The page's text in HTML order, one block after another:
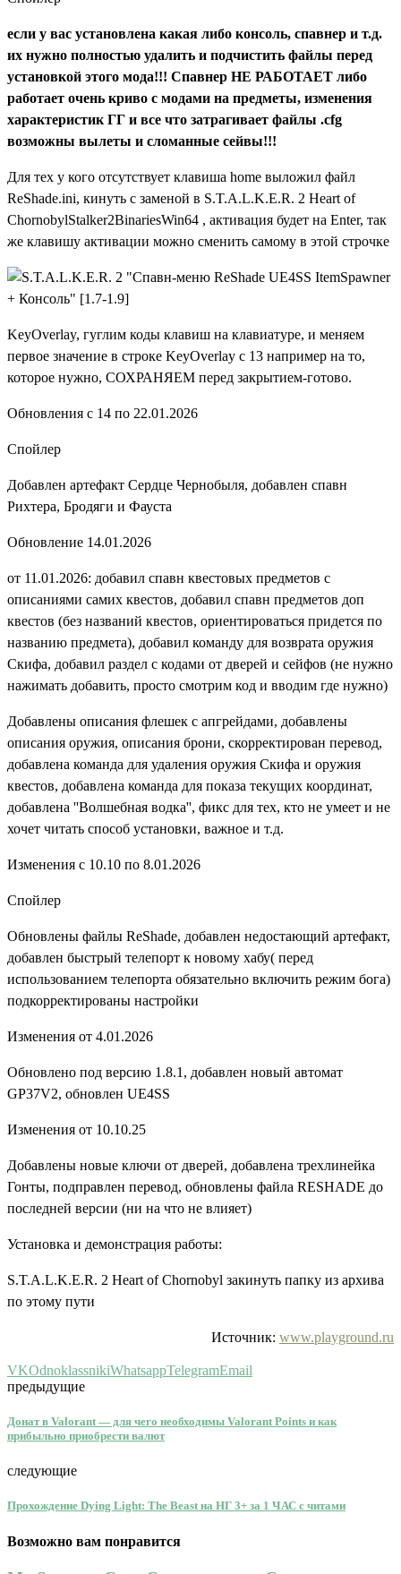
если у вас установлена какая либо консоль, спавнер и т.д.
их нужно полностью удалить и подчистить файлы перед
установкой этого мода!!! Спавнер НЕ РАБОТАЕТ либо
работает очень криво с модами на предметы, изменения
характеристик ГГ и все что затрагивает файлы .cfg
возможны вылеты и сломанные сейвы!!!
Для тех у кого отсутствует клавиша home выложил файл
ReShade.ini, кинуть с заменой в S.T.A.L.K.E.R. 2 Heart of
ChornobylStalker2BinariesWin64 , активация будет на Enter, так
же клавишу активации можно сменить самому в этой строчке
KeyOverlay, гуглим коды клавиш на клавиатуре, и меняем
первое значение в строке KeyOverlay с 13 например на то,
которое нужно, СОХРАНЯЕМ перед закрытием-готово.
Обновления с 14 по 22.01.2026
Спойлер
Добавлен артефакт Сердце Чернобыля, добавлен спавн
Рихтера, Бродяги и Фауста
Обновление 14.01.2026
от 11.01.2026: добавил спавн квестовых предметов с
описаниями самих квестов, добавил спавн предметов доп
квестов (без названий квестов, ориентироваться придется по
названию предмета), добавил команду для возврата оружия
Скифа, добавил раздел с кодами от дверей и сейфов (не нужно
нажимать добавить, просто смотрим код и вводим где нужно)
Добавлены описания флешек с апгрейдами, добавлены
описания оружия, описания брони, скорректирован перевод,
добавлена команда для удаления оружия Скифа и оружия
квестов, добавлена команда для показа текущих координат,
добавлена ''Волшебная водка'', фикс для тех, кто не умеет и не
хочет читать способ установки, важное и т.д.
Изменения с 10.10 по 8.01.2026
Спойлер
Обновлены файлы ReShade, добавлен недостающий артефакт,
добавлен быстрый телепорт к новому хабу( перед
использованием телепорта обязательно включить режим бога)
подкорректированы настройки
Изменения от 4.01.2026
Обновлено под версию 1.8.1, добавлен новый автомат
GP37V2, обновлен UE4SS
Изменения от 10.10.25
Добавлены новые ключи от дверей, добавлена трехлинейка
Гонты, подправлен перевод, обновлены файла RESHADE до
последней версии (ни на что не влияет)
Установка и демонстрация работы:
S.T.A.L.K.E.R. 2 Heart of Chornobyl закинуть папку из архива
по этому пути
Источник: www.playground.ru
VKOdnoklassnikiWhatsappTelegramEmail
предыдущие
Донат в Valorant — для чего необходимы Valorant Points и как
прибыльно приобрести валют
следующие
Прохождение Dying Light: The Beast на НГ 3+ за 1 ЧАС с читами
Возможно вам понравится